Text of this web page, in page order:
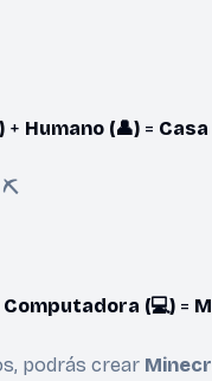
+ Humano (👤) = Casa
⛏️
Computadora (💻) =
podrás crear